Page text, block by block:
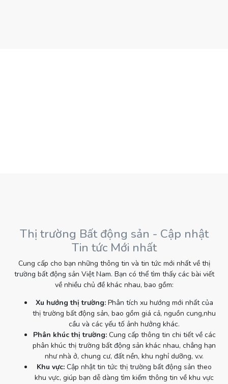
Thị trường Bất động sản - Cập nhật
Tin tức Mới nhất
Cung cấp cho bạn những thông tin và tin tức mới nhất về thị
trường bất động sản Việt Nam. Bạn có thể tìm thấy các bài viết
về nhiều chủ đề khác nhau, bao gồm:
Xu hướng thị trường:Phân tích xu hướng mới nhất của
thị trường bất động sản, bao gồm giá cả, nguồn cung,nhu
cầu và các yếu tố ảnh hưởng khác.
Phân khúc thị trường:Cung cấp thông tin chi tiết về các
phân khúc thị trường bất động sản khác nhau, chẳng hạn
như nhà ở, chung cư, đất nền, khu nghỉ dưỡng, v.v.
Khu vực: Cập nhật tin tức thị trường bất động sản theo
khu vực, giúp bạn dễ dàng tìm kiếm thông tin về khu vực